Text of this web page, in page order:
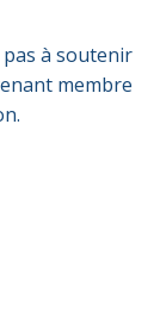
à soutenir
membre